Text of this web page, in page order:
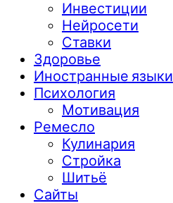
Инвестиции
Нейросети
Ставки
Здоровье
Иностранные языки
Психология
Мотивация
Ремесло
Кулинария
Стройка
Шитьё
Сайты